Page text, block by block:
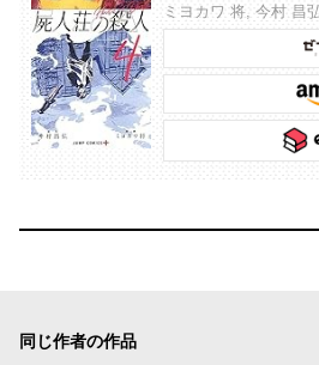
ミヨカワ 将, 今村 昌
同じ作者の作品